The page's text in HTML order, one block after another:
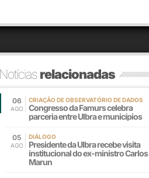
Notíciasrelacionadas
06
AGO
CRIAÇÃO DE OBSERVATÓRIO DE DADOS
Congresso da Famurs celebra
parceria entre Ulbra e municípios
05
AGO
DIÁLOGO
Presidente da Ulbra recebe visita
institucional do ex-ministro Carlos
Marun